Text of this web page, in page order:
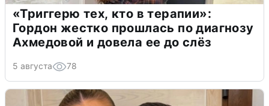
«Триггерю тех, кто в терапии»:
Гордон жестко прошлась по диагнозу
Ахмедовой и довела ее до слёз
5 августа 78